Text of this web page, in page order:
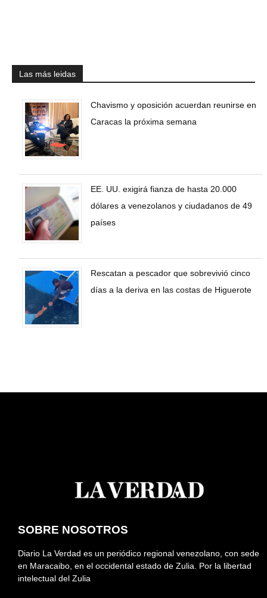
Las más leidas
Chavismo y oposición acuerdan reunirse en
Caracas la próxima semana
EE. UU. exigirá fianza de hasta 20.000
dólares a venezolanos y ciudadanos de 49
países
Rescatan a pescador que sobrevivió cinco
días a la deriva en las costas de Higuerote
SOBRE NOSOTROS
Diario La Verdad es un periódico regional venezolano, con sede
en Maracaibo, en el occidental estado de Zulia. Por la libertad
intelectual del Zulia